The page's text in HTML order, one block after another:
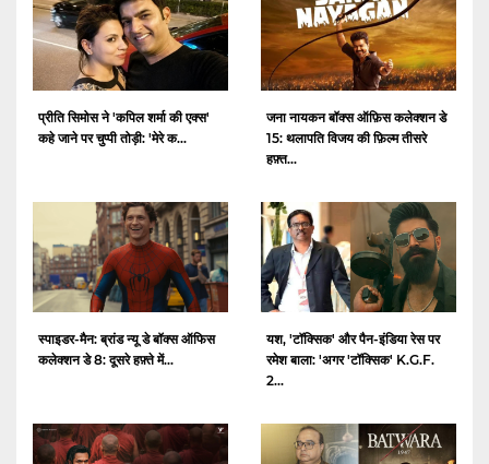
प्रीति सिमोस ने 'कपिल शर्मा की एक्स'
कहे जाने पर चुप्पी तोड़ी: 'मेरे क...
जना नायकन बॉक्स ऑफ़िस कलेक्शन डे
15: थलापति विजय की फ़िल्म तीसरे
हफ़्त...
स्पाइडर-मैन: ब्रांड न्यू डे बॉक्स ऑफिस
कलेक्शन डे 8: दूसरे हफ़्ते में...
यश, 'टॉक्सिक' और पैन-इंडिया रेस पर
रमेश बाला: 'अगर 'टॉक्सिक' K.G.F.
2...